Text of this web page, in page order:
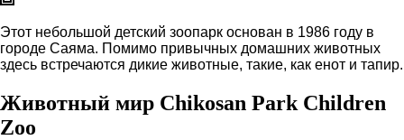
Этот небольшой детский зоопарк основан в 1986 году в
городе Саяма. Помимо привычных домашних животных
здесь встречаются дикие животные, такие, как енот и тапир.
Животный мир Chikosan Park Children
Zoo